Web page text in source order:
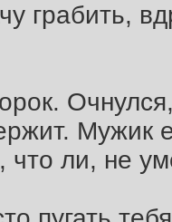
грабить,
Мужик
что ли, не